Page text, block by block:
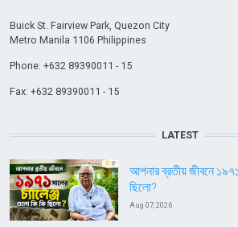
Buick St. Fairview Park, Quezon City
Metro Manila 1106 Philippines
Phone: +632 89390011 - 15
Fax: +632 89390011 - 15
LATEST
আপনার ব্রতীয় জীবনে
ছিলো?
Aug 07, 2026